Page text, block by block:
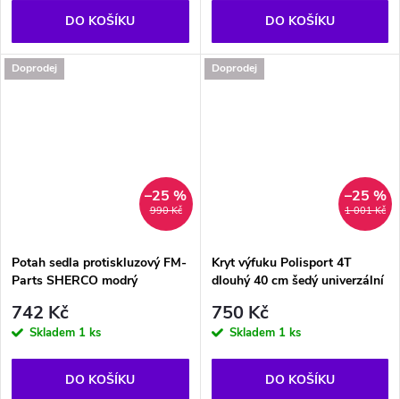
DO KOŠÍKU DO KOŠÍKU
Doprodej
990 Kč
–25 %
Potah sedla protiskluzový FM-
Parts SHERCO modrý
742 Kč
Skladem 1 ks
DO KOŠÍKU
Doprodej
1 001 Kč
–25 %
Kryt výfuku Polisport 4T
dlouhý 40 cm šedý univerzální
750 Kč
Skladem 1 ks
DO KOŠÍKU